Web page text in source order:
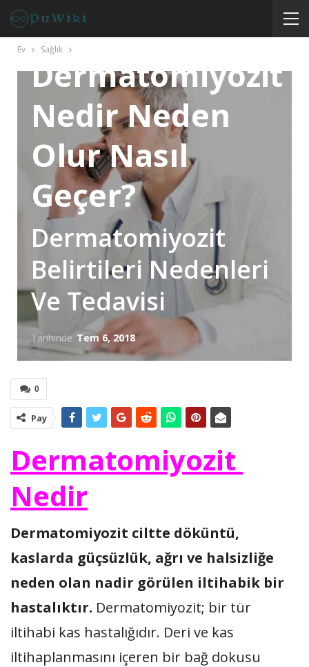
Ev Sağlık
Dermatomiyozit
Nedir Neden
Olur Nasıl
Geçer?
Dermatomiyozit
Belirtileri Nedenleri
Ve Tedavisi
Tarihinde Tem 6, 2018
0
Pay
Dermatomiyozit
Nedir
Dermatomiyozit ciltte döküntü,
kaslarda güçsüzlük, ağrı ve halsizliğe
neden olan nadir görülen iltihabik bir
hastalıktır. Dermatomiyozit; bir tür
iltihabi kas hastalığıdır. Deri ve kas
iltihaplanmasını içeren bir bağ dokusu